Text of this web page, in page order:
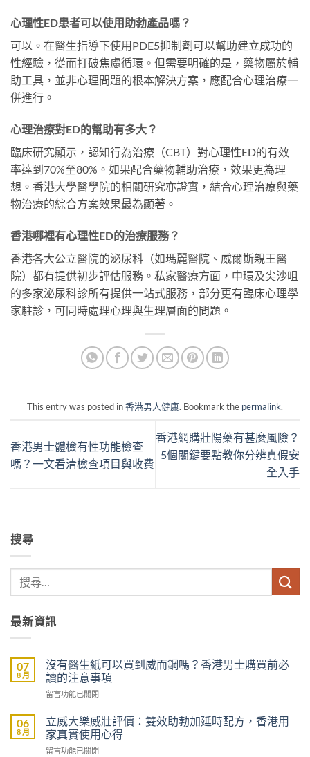
心理性ED患者可以使用助勃產品嗎？
可以。在醫生指導下使用PDE5抑制劑可以幫助建立成功的
性經驗，從而打破焦慮循環。但需要明確的是，藥物屬於輔
助工具，並非心理問題的根本解決方案，應配合心理治療一
併進行。
心理治療對ED的幫助有多大？
臨床研究顯示，認知行為治療（CBT）對心理性ED的有效
率達到70%至80%。如果配合藥物輔助治療，效果更為理
想。香港大學醫學院的相關研究亦證實，結合心理治療與藥
物治療的綜合方案效果最為顯著。
香港哪裡有心理性ED的治療服務？
香港各大公立醫院的泌尿科（如瑪麗醫院、威爾斯親王醫
院）都有提供初步評估服務。私家醫療方面，中環及尖沙咀
的多家泌尿科診所有提供一站式服務，部分更有臨床心理學
家駐診，可同時處理心理與生理層面的問題。
This entry was posted in香港男人健康. Bookmark the permalink.
香港男士體檢有性功能檢查
嗎？一文看清檢查項目與收費
香港網購壯陽藥有甚麼風險？
5個關鍵要點教你分辨真假安
全入手
搜尋
最新資訊
07
8 月
沒有醫生紙可以買到威而鋼嗎？香港男士購買前必
讀的注意事項
在
有
醫
生
紙
留言功能已關閉
06
8 月
立威大樂威壯評價：雙效助勃加延時配方，香港用
家真實使用心得
在
留言功能已關閉